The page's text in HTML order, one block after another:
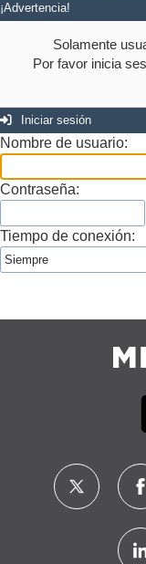
¡Advertencia!
Solamente
Por favor inicia
Iniciar sesión
Nombre de usuario:
Contraseña:
Tiempo de conexión: